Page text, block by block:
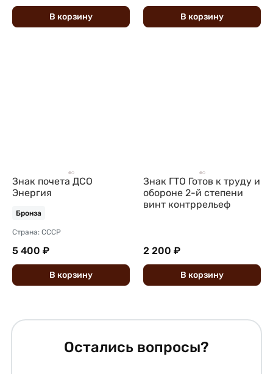
В корзину В корзину
Знак почета ДСО
Энергия
Бронза
Страна: СССР
5 400 ₽
В корзину
Знак ГТО Готов к труду и
обороне 2-й степени
винт контррельеф
2 200 ₽
В корзину
Остались вопросы?